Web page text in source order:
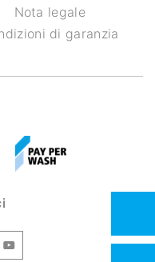
Nota legale
di garanzia